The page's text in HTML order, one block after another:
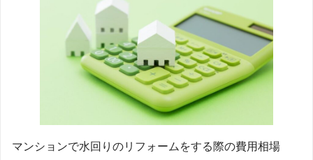
マンションで水回りのリフォームをする際の費用相場